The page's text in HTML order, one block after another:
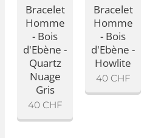
Bracelet
Homme
- Bois
d'Ebène -
Quartz
Nuage
Gris
40CHF
Bracelet
Homme
- Bois
d'Ebène -
Howlite
40CHF